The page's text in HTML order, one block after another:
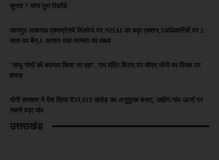
चुनाव ? मांगा पूरा रिकॉर्ड
कानपुर-लखनऊ एक्सप्रेसवे स्लिपेज पर NHAI का बड़ा एक्शन,3अधिकारियों पर 2
साल का बैन,6 अगस्त तक मरम्मत का लक्ष्य
‘साधु-संतों को बदनाम किया जा रहा’, राम मंदिर विवाद पर सीएम योगी का विपक्ष पर
हमला
योगी सरकार ने पेश किया ₹59,019 करोड़ का अनुपूरक बजट, उद्योग-गांव-ऊर्जा पर
सबसे बड़ा दांव
उत्तराखंड